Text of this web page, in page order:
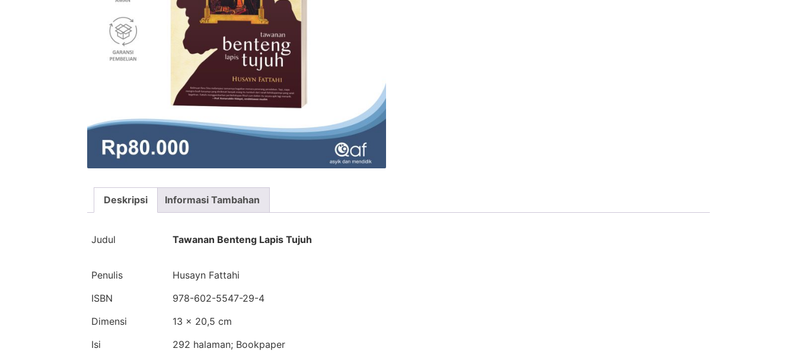
Deskripsi Informasi Tambahan
Judul Tawanan Benteng Lapis Tujuh
Penulis
Husayn Fattahi
ISBN
978-602-5547-29-4
Dimensi
13 × 20,5 cm
Isi
292 halaman; Bookpaper